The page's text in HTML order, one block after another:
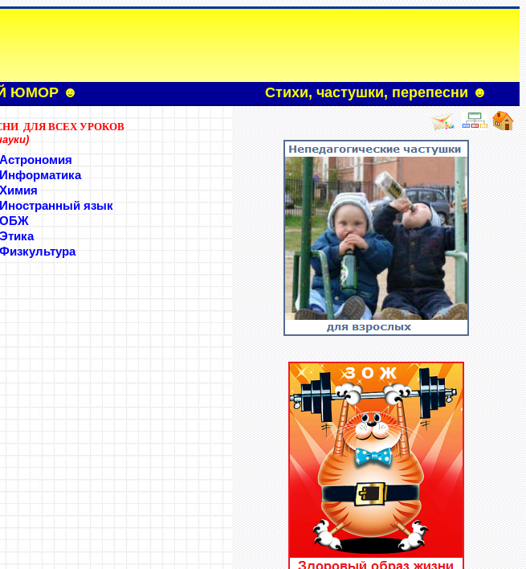
ЮМОР ☻ Стихи, частушки, перепесни ☻
ДЛЯ ВСЕХ УРОКОВ
Астрономия
Информатика
Химия
Иностранный язык
ОБЖ
Этика
Физкультура